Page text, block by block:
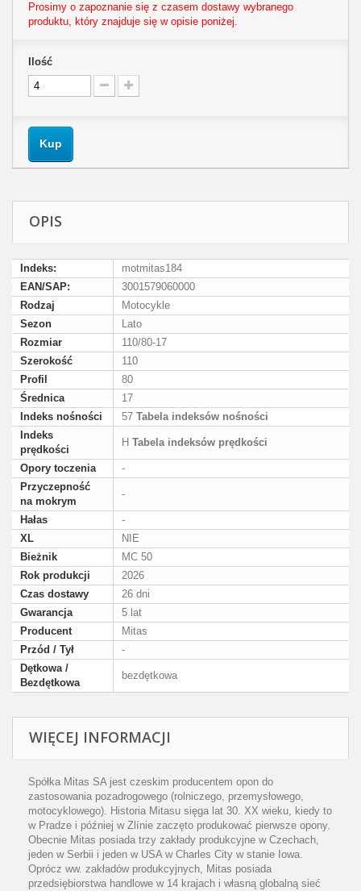
Prosimy o zapoznanie się z czasem dostawy wybranego
produktu, który znajduje się w opisie poniżej.
Ilość
Kup
OPIS
Indeks:
motmitas184
EAN/SAP:
3001579060000
Rodzaj
Motocykle
Sezon
Lato
Rozmiar
110/80-17
Szerokość
110
Profil
80
Średnica
17
Indeks nośności
57 Tabela indeksów nośności
Indeks
prędkości
H Tabela indeksów prędkości
Opory toczenia
-
Przyczepność
na mokrym
-
Hałas
-
XL
NIE
Bieżnik
MC 50
Rok produkcji
2026
Czas dostawy
26 dni
Gwarancja
5 lat
Producent
Mitas
Przód / Tył
-
Dętkowa /
Bezdętkowa
bezdętkowa
WIĘCEJ INFORMACJI
Spółka Mitas SA jest czeskim producentem opon do
zastosowania pozadrogowego (rolniczego, przemysłowego,
motocyklowego). Historia Mitasu sięga lat 30. XX wieku, kiedy to
w Pradze i później w Zlínie zaczęto produkować pierwsze opony.
Obecnie Mitas posiada trzy zakłady produkcyjne w Czechach,
jeden w Serbii i jeden w USA w Charles City w stanie Iowa.
Oprócz ww. zakładów produkcyjnych, Mitas posiada
przedsiębiorstwa handlowe w 14 krajach i własną globalną sieć